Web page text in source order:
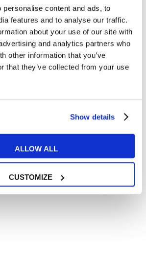
personalise content and ads, to
features and to analyse our traffic.
about your use of our site with
and analytics partners who
other information that you’ve
that they’ve collected from your use
Show details
ALLOW ALL
CUSTOMIZE
una buona idea: